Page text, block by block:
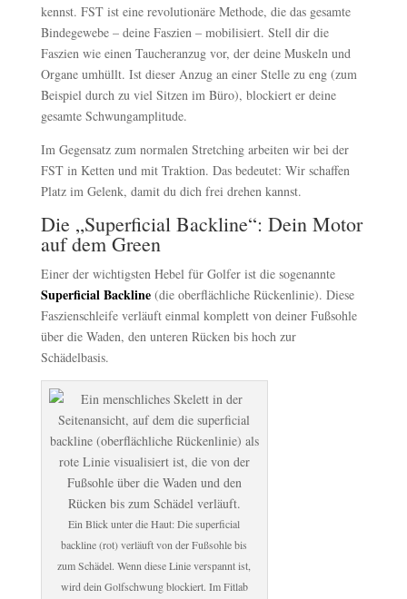
kennst. FST ist eine revolutionäre Methode, die das gesamte
Bindegewebe – deine Faszien – mobilisiert. Stell dir die
Faszien wie einen Taucheranzug vor, der deine Muskeln und
Organe umhüllt. Ist dieser Anzug an einer Stelle zu eng (zum
Beispiel durch zu viel Sitzen im Büro), blockiert er deine
gesamte Schwungamplitude.
Im Gegensatz zum normalen Stretching arbeiten wir bei der
FST in Ketten und mit Traktion. Das bedeutet: Wir schaffen
Platz im Gelenk, damit du dich frei drehen kannst.
Die „Superficial Backline“: Dein Motor
auf dem Green
Einer der wichtigsten Hebel für Golfer ist die sogenannte
Superficial Backline(die oberflächliche Rückenlinie). Diese
Faszienschleife verläuft einmal komplett von deiner Fußsohle
über die Waden, den unteren Rücken bis hoch zur
Schädelbasis.
Ein Blick unter die Haut: Die superficial
backline (rot) verläuft von der Fußsohle bis
zum Schädel. Wenn diese Linie verspannt ist,
wird dein Golfschwung blockiert. Im Fitlab